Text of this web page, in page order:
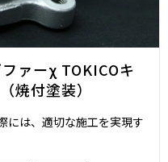
ァーχ TOKICOキ
焼付塗装）
には、適切な施工を実現す